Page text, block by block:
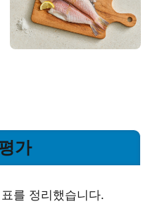
가
를 정리했습니다.